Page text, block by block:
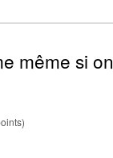
même si